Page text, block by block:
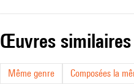
œuvres similaires
Même genre Composées la